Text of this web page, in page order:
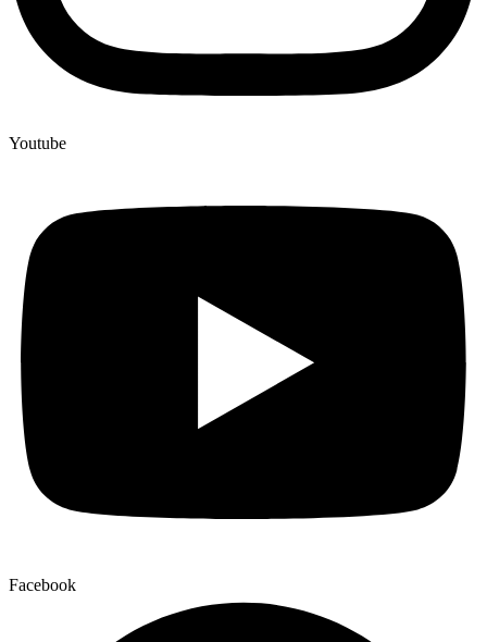
Youtube
Facebook